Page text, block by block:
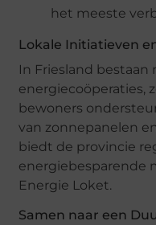
het meeste
Lokale Initiatieven
In Friesland bestaan
energiecoöperaties,
bewoners
van zonnepanelen
biedt de provincie
energiebesparende
Energie Loket.
Samen naar een